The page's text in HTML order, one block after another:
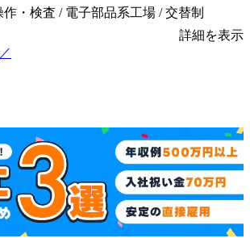
・検査 / 電子部品系工場 / 交替制
詳細を表示